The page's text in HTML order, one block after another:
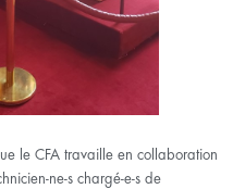
le CFA travaille en collaboration
ne-s chargé-e-s de